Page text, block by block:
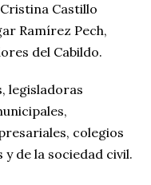
Castillo
Ramírez Pech,
del Cabildo.
legisladoras
colegios
de la sociedad civil.